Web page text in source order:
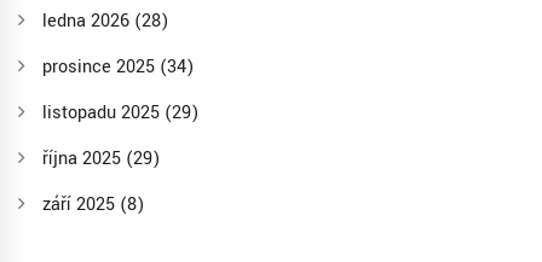
ledna 2026 (28)
prosince 2025 (34)
listopadu 2025 (29)
října 2025 (29)
září 2025 (8)